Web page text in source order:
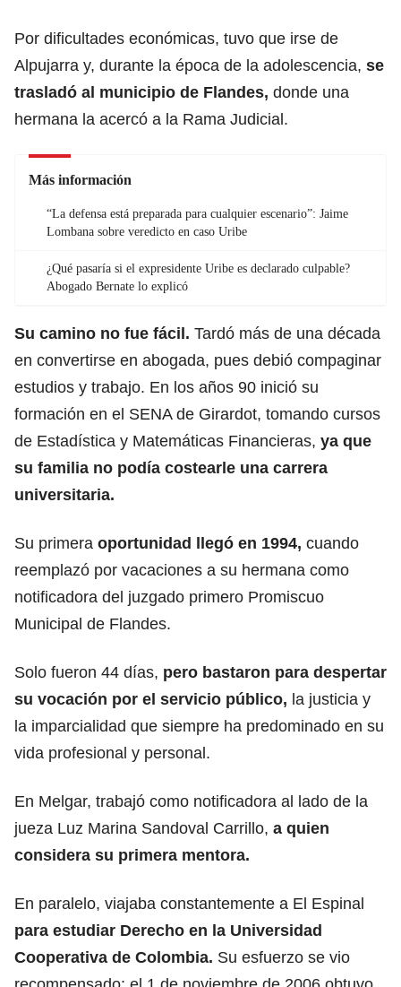
Por dificultades económicas, tuvo que irse de
Alpujarra y, durante la época de la adolescencia, se
trasladó al municipio de Flandes, donde una
hermana la acercó a la Rama Judicial.
Más información
“La defensa está preparada para cualquier escenario”: Jaime
Lombana sobre veredicto en caso Uribe
¿Qué pasaría si el expresidente Uribe es declarado culpable?
Abogado Bernate lo explicó
Su camino no fue fácil. Tardó más de una década
en convertirse en abogada, pues debió compaginar
estudios y trabajo. En los años 90 inició su
formación en el SENA de Girardot, tomando cursos
de Estadística y Matemáticas Financieras, ya que
su familia no podía costearle una carrera
universitaria.
Su primera oportunidad llegó en 1994, cuando
reemplazó por vacaciones a su hermana como
notificadora del juzgado primero Promiscuo
Municipal de Flandes.
Solo fueron 44 días, pero bastaron para despertar
su vocación por el servicio público, la justicia y
la imparcialidad que siempre ha predominado en su
vida profesional y personal.
En Melgar, trabajó como notificadora al lado de la
jueza Luz Marina Sandoval Carrillo, a quien
considera su primera mentora.
En paralelo, viajaba constantemente a El Espinal
para estudiar Derecho en la Universidad
Cooperativa de Colombia. Su esfuerzo se vio